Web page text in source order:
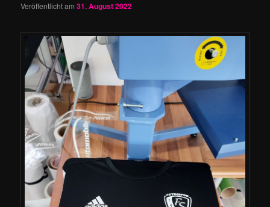
Veröffentlicht am31. August 2022